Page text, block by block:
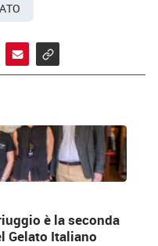
è la seconda
Gelato Italiano